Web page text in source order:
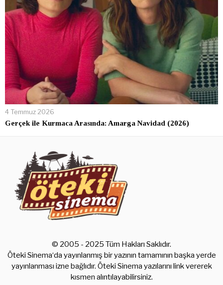
4 Temmuz 2026
Gerçek ile Kurmaca Arasında: Amarga Navidad (2026)
© 2005 - 2025 Tüm Hakları Saklıdır.
Öteki Sinema‘da yayınlanmış bir yazının tamamının başka yerde
yayınlanması izne bağlıdır. Öteki Sinema yazılarını link vererek
kısmen alıntılayabilirsiniz.